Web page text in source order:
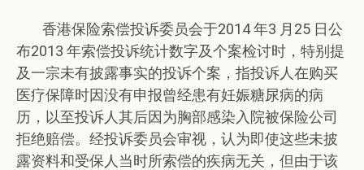
香港保险索偿投诉委员会于2014 年3 月25 日公
布2013 年索偿投诉统计数字及个案检讨时，特别提
及一宗未有披露事实的投诉个案，指投诉人在购买
医疗保障时因没有申报曾经患有妊娠糖尿病的病
历，以至投诉人其后因为胸部感染入院被保险公司
拒绝赔偿。经投诉委员会审视，认为即使这些未披
露资料和受保人当时所索偿的疾病无关，但由于该